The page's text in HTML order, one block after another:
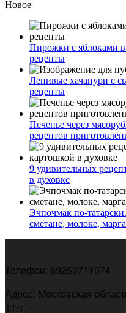
Новое
Пирожки с яблоками
рецепты
Ленивые хачапури с
рецепты
Печенье через
рецептов
9 удивительных
в духовке
Эчпочмак по-
сметане, молоке,
Телефон: 89253711074
Адрес: Московская
11/1.